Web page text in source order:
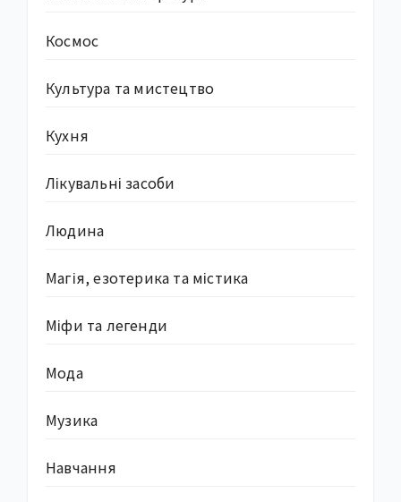
Космос
Культура та мистецтво
Кухня
Лікувальні засоби
Людина
Магія, езотерика та містика
Міфи та легенди
Мода
Музика
Навчання